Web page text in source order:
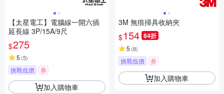
【太星電工】電腦線一開六插
延長線 3P/15A/9尺
$275
5 (5)
挑戰低價 券
加入購物車
3M 無痕掃具收納夾
$154 84折
5 (8)
挑戰低價 券
加入購物車